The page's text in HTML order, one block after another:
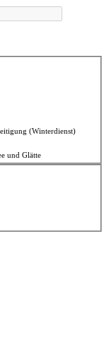
(Winterdienst)
und Glätte